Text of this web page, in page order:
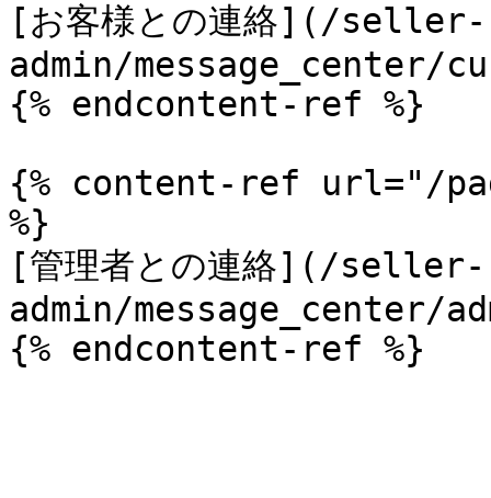
[お客様との連絡](/seller-
admin/message_center/
{% endcontent-ref %}
{% content-ref url="/
%}
[管理者との連絡](/seller-
admin/message_center/